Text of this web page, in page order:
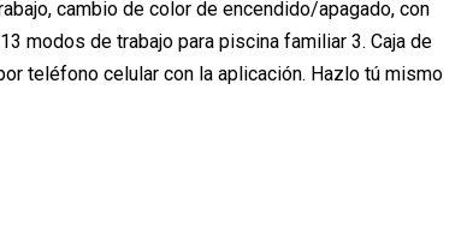
cambio de color de encendido/apagado, con
modos de trabajo para piscina familiar 3. Caja de
teléfono celular con la aplicación. Hazlo tú mismo